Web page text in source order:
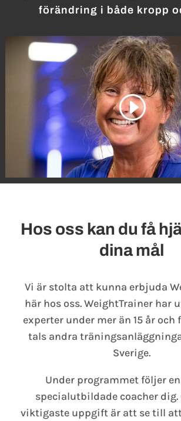
förändring i både kropp
Hos oss kan du få
dina mål
Vi är stolta att kunna erbjuda
här hos oss. WeightTrainer har
experter under mer än 15 år och
tals andra
Sverige.
Under programmet följer
specialutbildade coacher dig.
viktigaste uppgift är att se till